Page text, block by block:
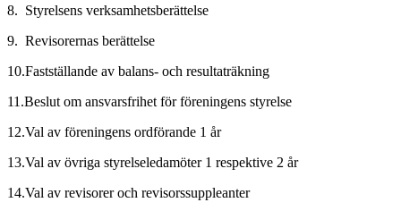
8. Styrelsens verksamhetsberättelse
9. Revisorernas berättelse
10.Fastställande av balans- och resultaträkning
11.Beslut om ansvarsfrihet för föreningens styrelse
12.Val av föreningens ordförande 1 år
13.Val av övriga styrelseledamöter 1 respektive 2 år
14.Val av revisorer och revisorssuppleanter